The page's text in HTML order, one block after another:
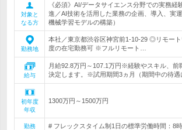
対象と
なる方
《必須》AI/データサイエンス分野での実務経
進／AI技術を活用した業務の企画、導入、実
機械学習モデルの構築）
勤務地
本社／東京都渋谷区神宮前1-10-29 ◎リモー
度の在宅勤務可 ※フルリモート…
給与
月給92.8万円～107.1万円※経験やスキル、前
決定します。※試用期間3ヵ月（期間中の待遇
初年度
年収
1300万円～1500万円
勤務
# フレックスタイム制1日の標準労働時間：8